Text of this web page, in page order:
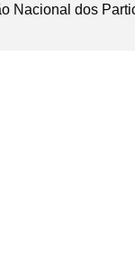
Nacional dos